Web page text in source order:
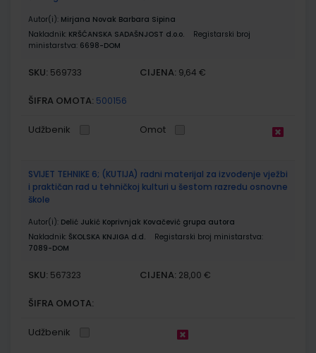
Autor(i): Mirjana Novak Barbara Sipina
Nakladnik: KRŠĆANSKA SADAŠNJOST d.o.o.
Registarski broj
ministarstva: 6698-DOM
SKU: 569733 CIJENA: 9,64 €
ŠIFRA OMOTA: 500156
Udžbenik Omot
SVIJET TEHNIKE 6; (KUTIJA) radni materijal za izvođenje vježbi
i praktičan rad u tehničkoj kulturi u šestom razredu osnovne
škole
Autor(i): Delić Jukić Koprivnjak Kovačević grupa autora
Nakladnik: ŠKOLSKA KNJIGA d.d.
Registarski broj ministarstva:
7089-DOM
SKU: 567323 CIJENA: 28,00 €
ŠIFRA OMOTA:
Udžbenik